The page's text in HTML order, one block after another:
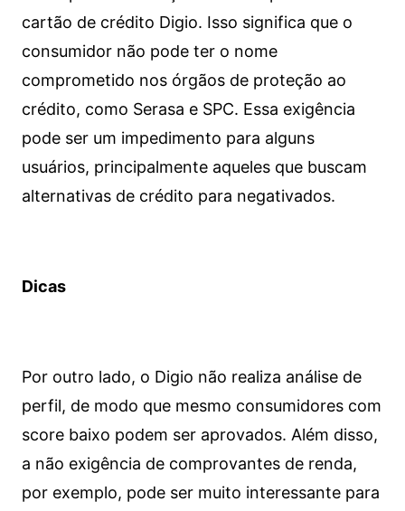
cartão de crédito Digio. Isso significa que o
consumidor não pode ter o nome
comprometido nos órgãos de proteção ao
crédito, como Serasa e SPC. Essa exigência
pode ser um impedimento para alguns
usuários, principalmente aqueles que buscam
alternativas de crédito para negativados.
Dicas
Por outro lado, o Digio não realiza análise de
perfil, de modo que mesmo consumidores com
score baixo podem ser aprovados. Além disso,
a não exigência de comprovantes de renda,
por exemplo, pode ser muito interessante para